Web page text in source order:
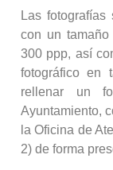
Las
con un
300 ppp, así
fotográfico en
rellenar un
Ayuntamiento,
la Oficina de
2) de forma